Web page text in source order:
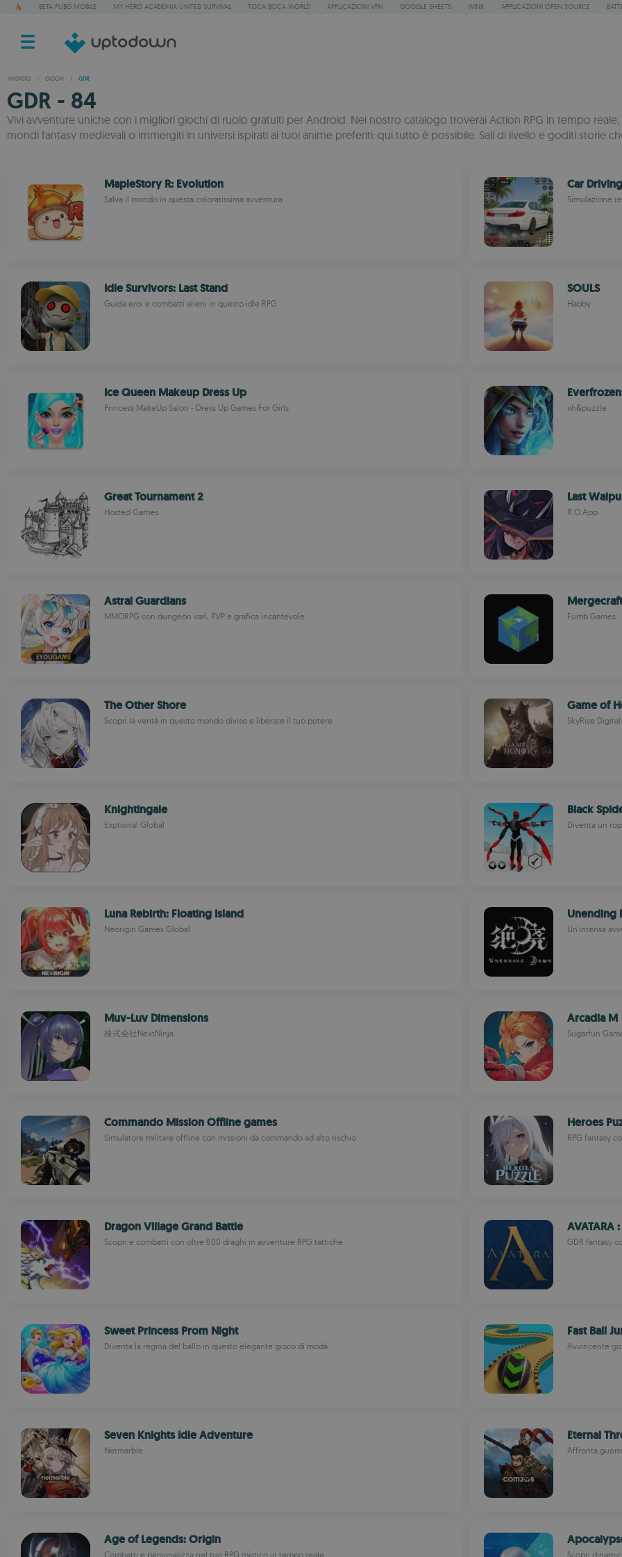
BETA PUBG MOBILE MY HERO ACADEMIA UNITED SURVIVAL TOCA BOCA WORLD APPLICAZIONI VPN GOOGLE SHEETS WINK APPLICAZIONI OPEN SOURCE
ANDROID / GIOCHI / GDR
GDR - 84
Vivi avventure uniche con i migliori giochi di ruolo gratuiti per Android. Nel nostro catalogo troverai Action RPG in tempo
mondi fantasy medievali o immergiti in universi ispirati ai tuoi anime preferiti: qui tutto è possibile. Sali di livello e goditi storie
MapleStory R: Evolution
Salva il mondo in questa coloratissima avventura
Car
Simulazione
Idle Survivors: Last Stand
Guida eroi e combatti alieni in questo idle RPG
SOULS
Habby
Ice Queen Makeup Dress Up
Princess MakeUp Salon - Dress Up Games For Girls xh&puzzle
Great Tournament 2
Hosted Games
Last
R.O.App
Astral Guardians
MMORPG con dungeon vari, PVP e grafica incantevole
Mergecraft
Fumb Games
The Other Shore
Scopri la verità in questo mondo diviso e liberate il tuo potere
Game of
SkyRise Digital
Knightingale
Exptional Global
Black
Diventa un
Luna Rebirth: Floating Island
Neorigin Games Global
Unending
Un'intensa
Muv-Luv Dimensions
株式会社NextNinja
Arcadia M
Sugarfun
Commando Mission Offline games
Simulatore militare offline con missioni da commando ad alto rischio
Heroes
RPG fantasy
Dragon Village Grand Battle
Scopri e combatti con oltre 600 draghi in avventure RPG tattiche
AVATARA
GDR fantasy
Sweet Princess Prom Night
Diventa la regina del ballo in questo elegante gioco di moda
Fast Ball
Avvincente
Seven Knights Idle Adventure
Netmarble
Eternal
Affronta
Age of Legends: Origin
Combatti e personalizza nel tuo RPG mistico in tempo reale Scopri